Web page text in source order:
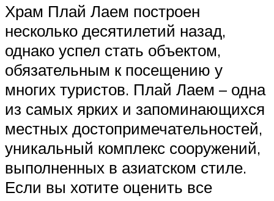
Храм Плай Лаем построен
несколько десятилетий назад,
однако успел стать объектом,
обязательным к посещению у
многих туристов. Плай Лаем – одна
из самых ярких и запоминающихся
местных достопримечательностей,
уникальный комплекс сооружений,
выполненных в азиатском стиле.
Если вы хотите оценить все